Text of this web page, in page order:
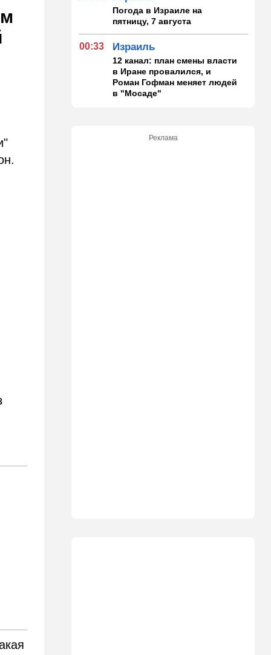
Погода в Израиле на
пятницу, 7 августа
00:33 Израиль
12 канал: план смены власти
в Иране провалился, и
Роман Гофман меняет людей
в "Мосаде"
принадлежит тело,
Реклама